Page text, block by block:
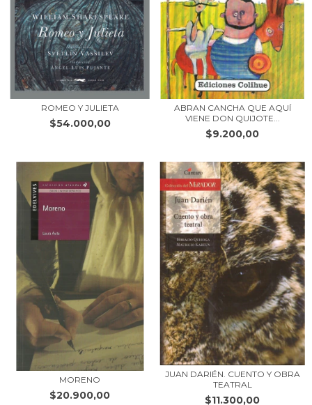
ROMEO Y JULIETA
$54.000,00
ABRAN CANCHA QUE AQUÍ
VIENE DON QUIJOTE...
$9.200,00
MORENO
$20.900,00
JUAN DARIÉN. CUENTO Y OBRA
TEATRAL
$11.300,00